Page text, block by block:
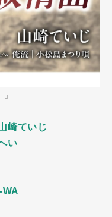
崎ていじ
い
WA